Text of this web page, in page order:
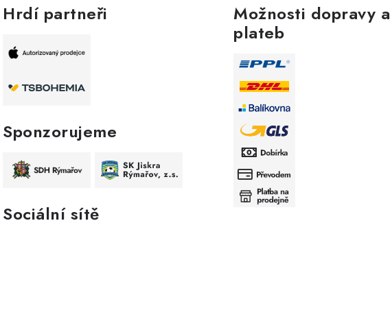
Hrdí partneři
Sponzorujeme
Sociální sítě
Možnosti dopravy a
plateb